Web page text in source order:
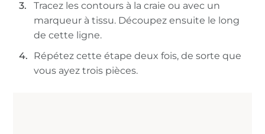
Tracez les contours à la craie ou avec un
marqueur à tissu. Découpez ensuite le long
de cette ligne.
Répétez cette étape deux fois, de sorte que
vous ayez trois pièces.